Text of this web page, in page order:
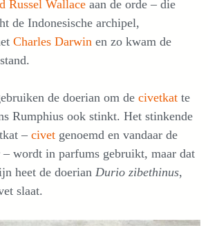
Russel Wallace aan de orde – die
de Indonesische archipel,
Charles Darwin en zo kwam de
de doerian om de civetkat te
Rumphius ook stinkt. Het stinkende
– civet genoemd en vandaar de
wordt in parfums gebruikt, maar dat
heet de doerian Durio zibethinus,
slaat.